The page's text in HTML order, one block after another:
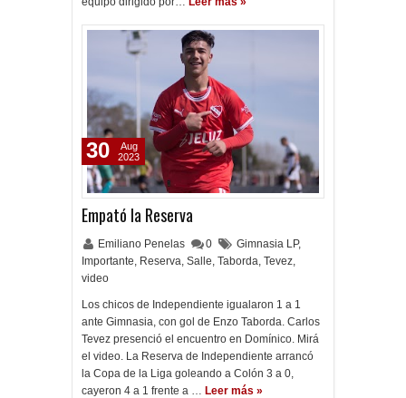
Empató la Reserva
Emiliano Penelas 0 Gimnasia LP,
Importante, Reserva, Salle, Taborda, Tevez,
video
Los chicos de Independiente igualaron 1 a 1
ante Gimnasia, con gol de Enzo Taborda. Carlos
Tevez presenció el encuentro en Domínico. Mirá
el video. La Reserva de Independiente arrancó
la Copa de la Liga goleando a Colón 3 a 0,
cayeron 4 a 1 frente a … Leer más »
30
Aug
2023